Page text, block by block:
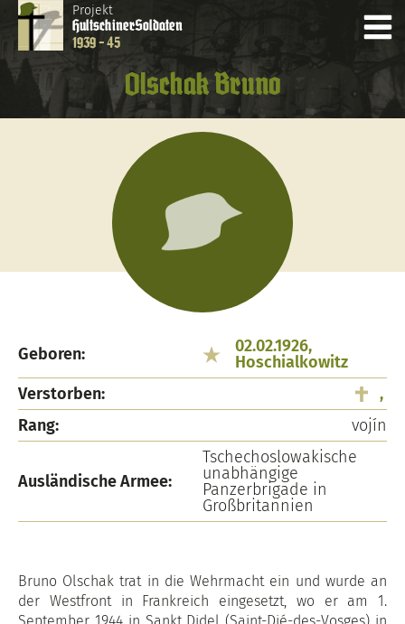
Projekt
HultschinerSoldaten
1939 - 45
Olschak Bruno
Geboren:
02.02.1926,
Hoschialkowitz
Verstorben:
,
Rang:
vojín
Ausländische Armee:
Tschechoslowakische
unabhängige
Panzerbrigade in
Großbritannien
Bruno Olschak trat in die Wehrmacht ein und wurde an
der Westfront in Frankreich eingesetzt, wo er am 1.